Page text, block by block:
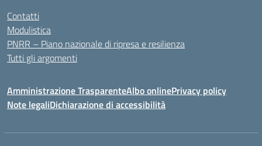
Contatti
Modulistica
PNRR – Piano nazionale di ripresa e resilienza
Tutti gli argomenti
Amministrazione TrasparenteAlbo onlinePrivacy policy
Note legaliDichiarazione di accessibilità